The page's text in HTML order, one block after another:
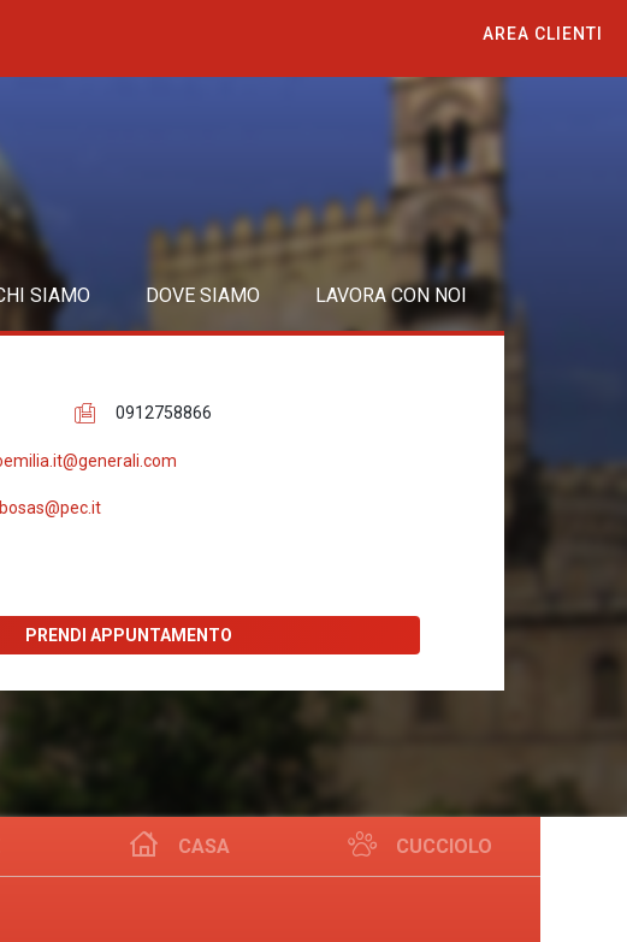
AREA CLIENTI
SIAMO DOVE SIAMO LAVORA CON NOI
0912758866
PRENDI APPUNTAMENTO
CASA CUCCIOLO